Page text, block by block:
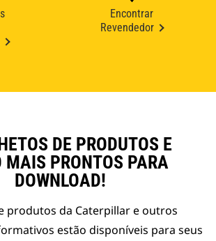
Encontrar
Revendedor
DE PRODUTOS E
MAIS PRONTOS PARA
DOWNLOAD!
produtos da Caterpillar e outros
estão disponíveis para seus